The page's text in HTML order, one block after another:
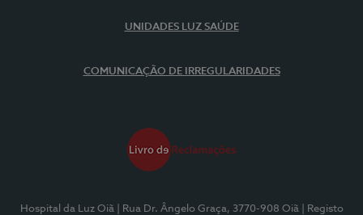
UNIDADES LUZ SAÚDE
COMUNICAÇÃO DE IRREGULARIDADES
Hospital da Luz Oiã | Rua Dr. Ângelo Graça, 3770-908 Oiã
| Registo